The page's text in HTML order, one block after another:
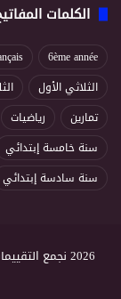
الكلمات
6ème année
الثلاثي الأول
تمارين
رياضيات
سنة خامسة إبتدائي
سنة سادسة إبتدائي
2026 نجمع التقييمات امتحانات دروس و تلاخيص لكل المستويات |